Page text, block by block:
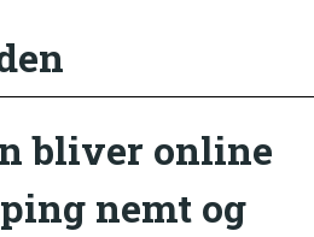
bliver online
nemt og